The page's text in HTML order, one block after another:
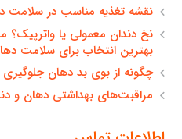
نقشه تغذیه مناسب در سلامت
نخ دندان معمولی یا واترپیک؟
بهترین انتخاب برای سلامت
چگونه از بوی بد دهان جلوگیری
مراقبت‌های بهداشتی دهان و